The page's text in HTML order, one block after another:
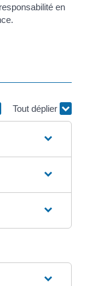
en
Tout déplier